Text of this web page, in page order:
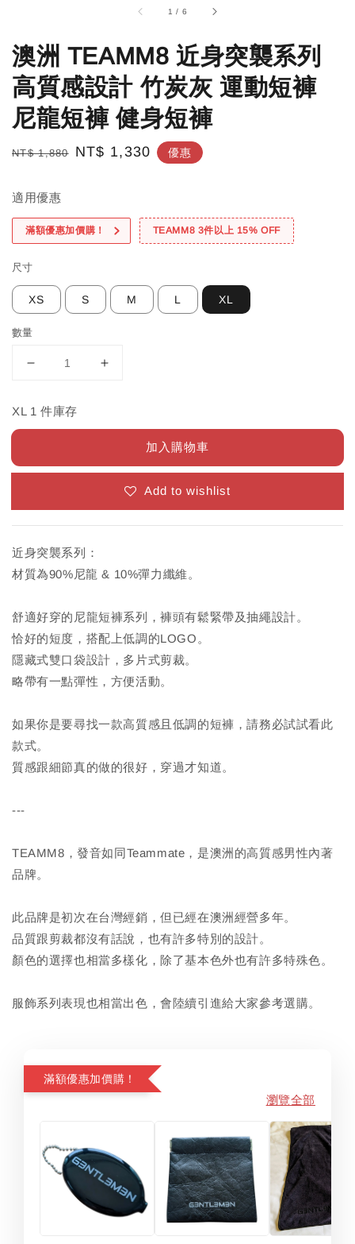
1 / 6
澳洲 TEAMM8 近身突襲系列
高質感設計 竹炭灰 運動短褲
尼龍短褲 健身短褲
Regular
NT$ 1,880
Sale
NT$ 1,330 優惠
適用優惠
滿額優惠加價購！ TEAMM8 3件以上 15% OFF
尺寸
XS S M L XL
數量
XL 1 件庫存
加入購物車
Add to wishlist
近身突襲系列：
材質為90%尼龍 & 10%彈力纖維。
舒適好穿的尼龍短褲系列，褲頭有鬆緊帶及抽繩設計。
恰好的短度，搭配上低調的LOGO。
隱藏式雙口袋設計，多片式剪裁。
略帶有一點彈性，方便活動。
如果你是要尋找一款高質感且低調的短褲，請務必試試看此
款式。
質感跟細節真的做的很好，穿過才知道。
---
TEAMM8，發音如同Teammate，是澳洲的高質感男性內著
品牌。
此品牌是初次在台灣經銷，但已經在澳洲經營多年。
品質跟剪裁都沒有話說，也有許多特別的設計。
顏色的選擇也相當多樣化，除了基本色外也有許多特殊色。
服飾系列表現也相當出色，會陸續引進給大家參考選購。
滿額優惠加價購！
瀏覽全部